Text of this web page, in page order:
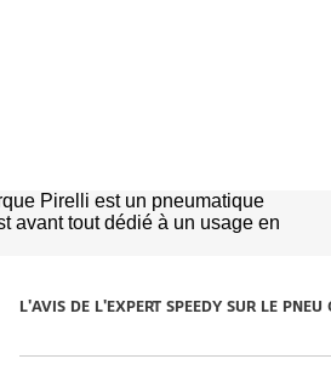
Pirelli est un pneumatique
avant tout dédié à un usage en
L'AVIS DE L'EXPERT SPEEDY SUR LE